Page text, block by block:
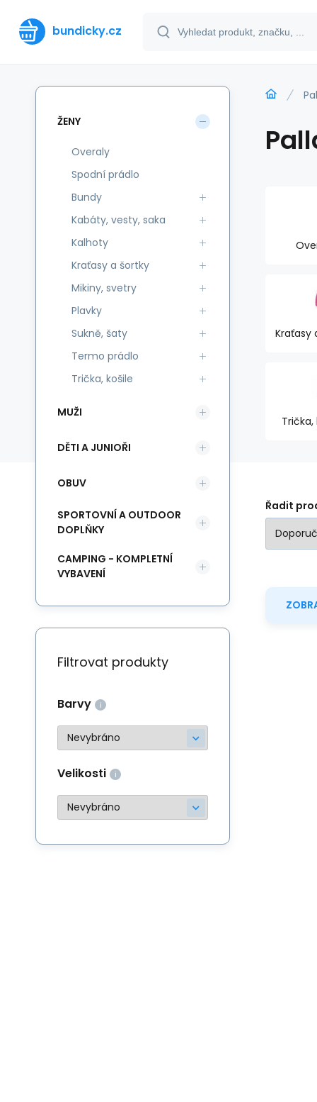
bundicky.cz
Kraťasy
Trička,
Řadit
ŽENY
Overaly
Spodní prádlo
Bundy
Kabáty, vesty, saka
Kalhoty
Kraťasy a šortky
Mikiny, svetry
Plavky
Sukně, šaty
Termo prádlo
Trička, košile
MUŽI
DĚTI A JUNIOŘI
OBUV
SPORTOVNÍ A OUTDOOR
DOPLŇKY
CAMPING - KOMPLETNÍ
VYBAVENÍ
Filtrovat produkty
Barvy
Velikosti